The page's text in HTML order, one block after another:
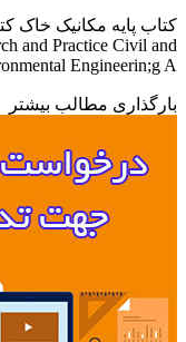
and Practice Civil
مطالب بیشتر